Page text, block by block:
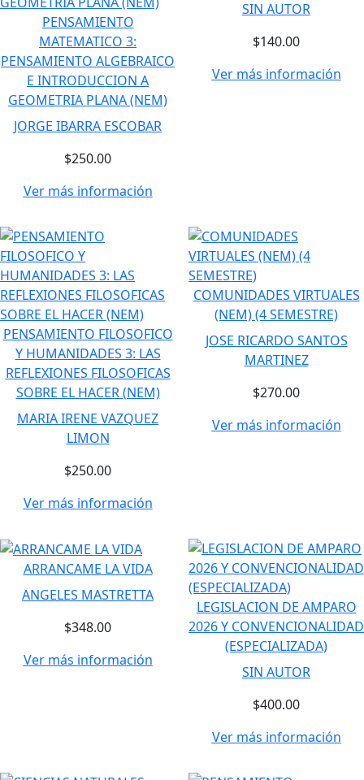
PENSAMIENTO
MATEMATICO 3:
PENSAMIENTO ALGEBRAICO
E INTRODUCCION A
GEOMETRIA PLANA (NEM)
JORGE IBARRA ESCOBAR
$250.00
Ver más información
SIN AUTOR
$140.00
Ver más información
PENSAMIENTO FILOSOFICO
Y HUMANIDADES 3: LAS
REFLEXIONES FILOSOFICAS
SOBRE EL HACER (NEM)
MARIA IRENE VAZQUEZ
LIMON
$250.00
Ver más información
COMUNIDADES VIRTUALES
(NEM) (4 SEMESTRE)
JOSE RICARDO SANTOS
MARTINEZ
$270.00
Ver más información
ARRANCAME LA VIDA
ANGELES MASTRETTA
$348.00
Ver más información
LEGISLACION DE AMPARO
2026 Y CONVENCIONALIDAD
(ESPECIALIZADA)
SIN AUTOR
$400.00
Ver más información